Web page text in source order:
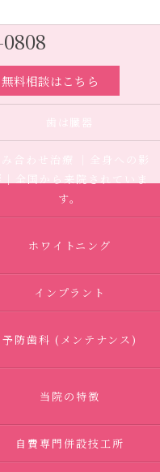
無料相談はこちら
歯は臓器
合わせ治療 ｜全身への影
｜全国から来院されていま
す。
ホワイトニング
インプラント
予防歯科 (メンテナンス)
当院の特徴
自費専門併設技工所